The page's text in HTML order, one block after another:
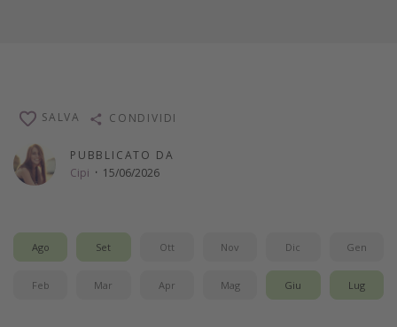
PUBBLICATO DA
Cipi · 15/06/2026
SALVA CONDIVIDI
Ago Set Ott Nov Dic Gen
Feb Mar Apr Mag Giu Lug